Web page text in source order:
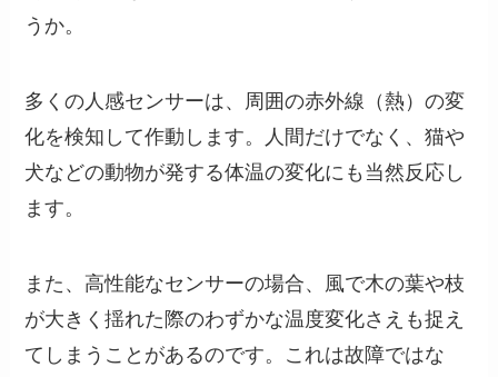
うか。
多くの人感センサーは、周囲の赤外線（熱）の変
化を検知して作動します。人間だけでなく、猫や
犬などの動物が発する体温の変化にも当然反応し
ます。
また、高性能なセンサーの場合、風で木の葉や枝
が大きく揺れた際のわずかな温度変化さえも捉え
てしまうことがあるのです。これは故障ではな